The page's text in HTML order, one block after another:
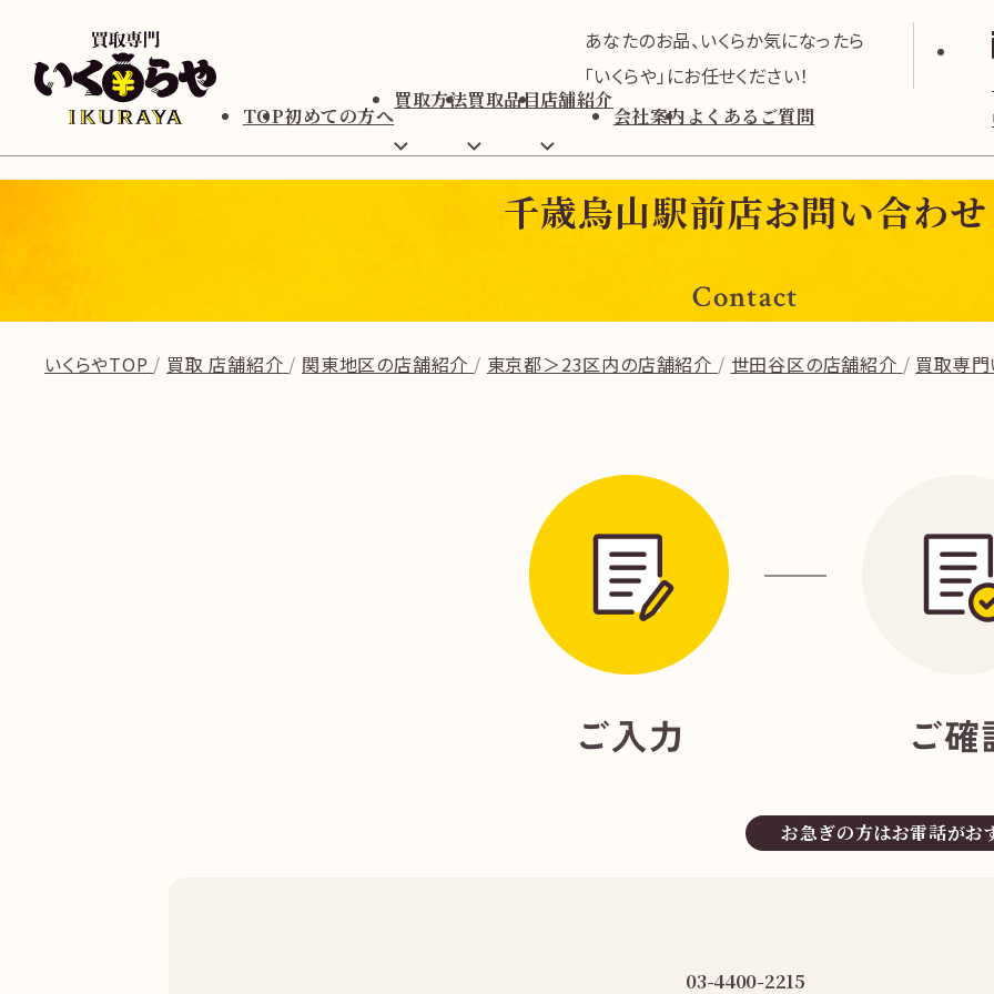
あなたのお品、いくらか気になったら
「いくらや」にお任せください！
TOP初めての方へ
買取方法買取品目店舗紹介
会社案内 よくあるご質問
千歳烏山駅前店お問い合わせ
Contact
いくらやTOP 買取 店舗紹介 関東地区の店舗紹介 東京都＞23区内の店舗紹介 世田谷区の店舗紹介 買取専
お急ぎの方はお電話がお
03-4400-2215